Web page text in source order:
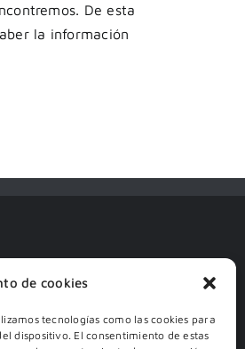
de cookies
tecnologías como las cookies para
dispositivo. El consentimiento de estas
De esta
la información